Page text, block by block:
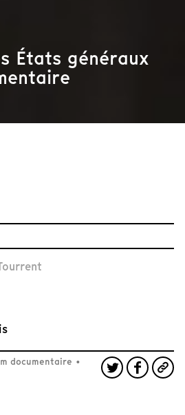
États généraux
documentaire •